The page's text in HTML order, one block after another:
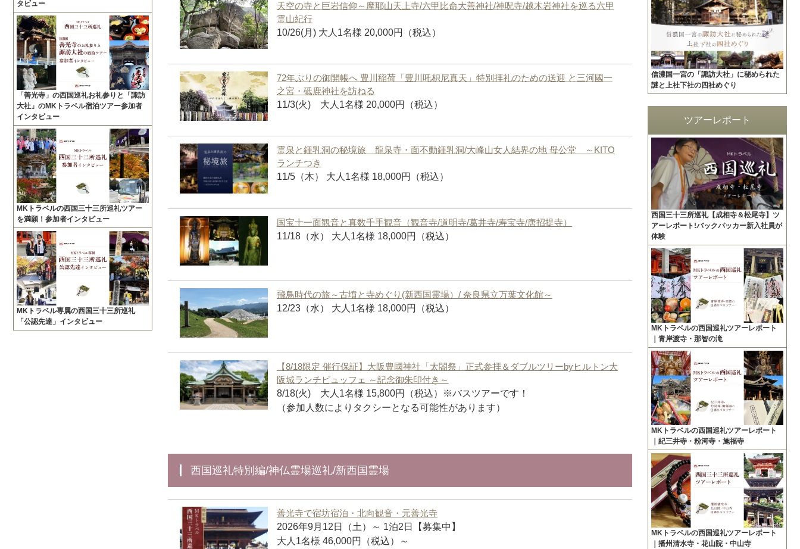
天空の寺と巨岩信仰～摩耶山天上寺/六甲比命大善神社/神呪寺/越木岩神社を巡る六甲
霊山紀行
10/26(月) 大人1名様 20,000円（税込）
72年ぶりの御開帳へ 豊川稲荷「豊川吒枳尼真天」特別拝礼のための送迎 と三河國一
之宮・砥鹿神社を訪ねる
11/3(火) 大人1名様 20,000円（税込）
霊泉と鍾乳洞の秘境旅 龍泉寺・面不動鍾乳洞/大峰山女人結界の地 母公堂 ～KITO
ランチつき
11/5（木） 大人1名様 18,000円（税込）
国宝十一面観音と真数千手観音（観音寺/道明寺/葛井寺/寿宝寺/唐招提寺）
11/18（水） 大人1名様 18,000円（税込）
飛鳥時代の旅～古墳と寺めぐり(新西国霊場）/ 奈良県立万葉文化館～
12/23（水） 大人1名様 18,000円（税込）
【8/18限定 催行保証】大阪豊國神社「太閤祭」正式参拝＆ダブルツリーbyヒルトン大
阪城ランチビュッフェ ～記念御朱印付き～
8/18(火) 大人1名様 15,800円（税込）※バスツアーです！
（参加人数によりタクシーとなる可能性があります）
西国巡礼特別編/神仏霊場巡礼/新西国霊場
善光寺で宿坊宿泊・北向観音・元善光寺
2026年9月12日（土）～ 1泊2日【募集中】
大人1名様 46,000円（税込）～
タビュー
「善光寺」の西国巡礼お礼参りと「諏訪
大社」のMKトラベル宿泊ツアー参加者
インタビュー
MKトラベルの西国三十三所巡礼ツアー
を満願！参加者インタビュー
MKトラベル専属の西国三十三所巡礼
「公認先達」インタビュー
信濃国一宮の「諏訪大社」に秘められた
謎と上社下社の四社めぐり
ツアーレポート
西国三十三所巡礼【成相寺＆松尾寺】ツ
アーレポート!バックパッカー新入社員が
体験
MKトラベルの西国巡礼ツアーレポート
｜青岸渡寺・那智の滝
MKトラベルの西国巡礼ツアーレポート
｜紀三井寺・粉河寺・施福寺
MKトラベルの西国巡礼ツアーレポート
｜播州清水寺・花山院・中山寺